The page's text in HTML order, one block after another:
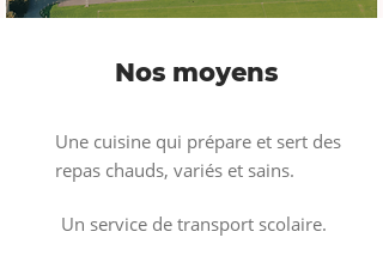
Nos moyens
Une cuisine qui prépare et sert des
repas chauds, variés et sains.
Un service de transport scolaire.